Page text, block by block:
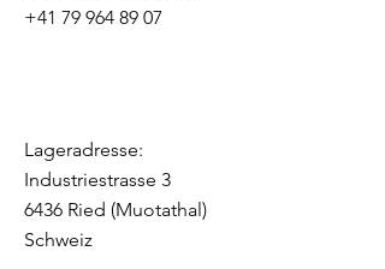
+41 79 964 89 07
Lageradresse:
Industriestrasse 3
6436 Ried (Muotathal)
Schweiz